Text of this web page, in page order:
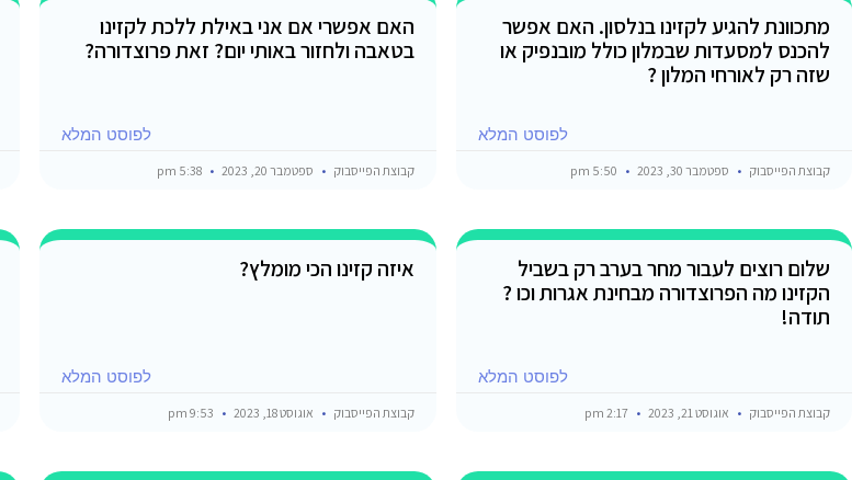
מתכוונת להגיע לקזינו בנלסון. האם אפשר
להכנס למסעדות שבמלון כולל מובנפיק או
שזה רק לאורחי המלון ?
לפוסט המלא
קבוצת הפייסבוק ספטמבר 30, 2023
האם אפשרי אם אני באילת ללכת לקזינו
בטאבה ולחזור באותי יום? זאת פרוצדורה?
לפוסט המלא
קבוצת הפייסבוק ספטמבר 20, 2023 5:38 pm
שלום רוצים לעבור מחר בערב רק בשביל
הקזינו מה הפרוצדורה מבחינת אגרות וכו ?
תודה!
לפוסט המלא
קבוצת הפייסבוק אוגוסט 21, 2023
איזה קזינו הכי מומלץ?
לפוסט המלא
קבוצת הפייסבוק אוגוסט 18, 2023